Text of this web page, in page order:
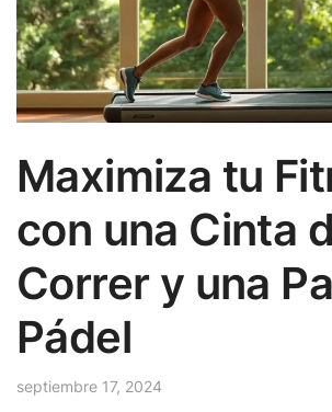
Maximiza tu
con una Cinta
Correr y una
Pádel
septiembre 17, 2024